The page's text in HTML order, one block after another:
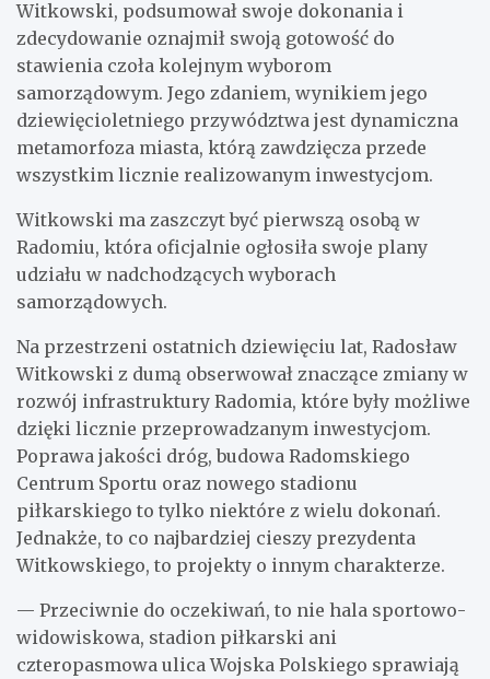
Witkowski, podsumował swoje dokonania i
zdecydowanie oznajmił swoją gotowość do
stawienia czoła kolejnym wyborom
samorządowym. Jego zdaniem, wynikiem jego
dziewięcioletniego przywództwa jest dynamiczna
metamorfoza miasta, którą zawdzięcza przede
wszystkim licznie realizowanym inwestycjom.
Witkowski ma zaszczyt być pierwszą osobą w
Radomiu, która oficjalnie ogłosiła swoje plany
udziału w nadchodzących wyborach
samorządowych.
Na przestrzeni ostatnich dziewięciu lat, Radosław
Witkowski z dumą obserwował znaczące zmiany w
rozwój infrastruktury Radomia, które były możliwe
dzięki licznie przeprowadzanym inwestycjom.
Poprawa jakości dróg, budowa Radomskiego
Centrum Sportu oraz nowego stadionu
piłkarskiego to tylko niektóre z wielu dokonań.
Jednakże, to co najbardziej cieszy prezydenta
Witkowskiego, to projekty o innym charakterze.
— Przeciwnie do oczekiwań, to nie hala sportowo-
widowiskowa, stadion piłkarski ani
czteropasmowa ulica Wojska Polskiego sprawiają